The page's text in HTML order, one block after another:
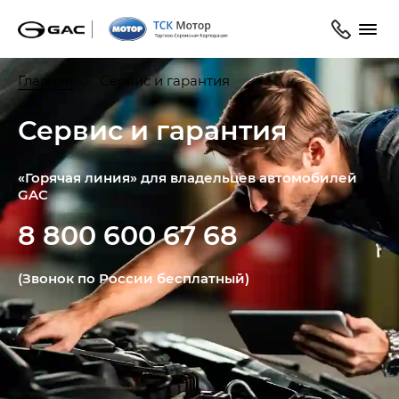
Главная Сервис и гарантия
Сервис и гарантия
«Горячая линия» для владельцев автомобилей
GAC
8 800 600 67 68
(Звонок по России бесплатный)